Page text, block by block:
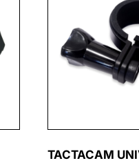
TACTACAM